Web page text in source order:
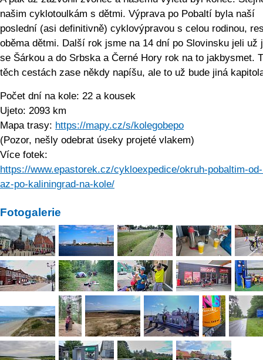
našim cyklotoulkám s dětmi. Výprava po Pobaltí byla naší
poslední (asi definitivně) cyklovýpravou s celou rodinou,
oběma dětmi. Další rok jsme na 14 dní po Slovinsku jeli už
se Šárkou a do Srbska a Černé Hory rok na to jakbysmet.
těch cestách zase někdy napíšu, ale to už bude jiná
Počet dní na kole: 22 a kousek
Ujeto: 2093 km
Mapa trasy: https://mapy.cz/s/kolegobepo
(Pozor, nešly odebrat úseky projeté vlakem)
Více fotek:
https://www.epastorek.cz/cykloexpedice/okruh-pobaltim-
az-po-kaliningrad-na-kole/
Fotogalerie